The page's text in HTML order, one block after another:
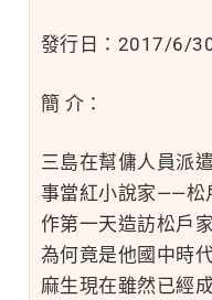
發行日：2017/6/
簡 介：
三島在幫傭人員派
事當紅小說家——松
作第一天造訪松戶
為何竟是他國中時
麻生現在雖然已經